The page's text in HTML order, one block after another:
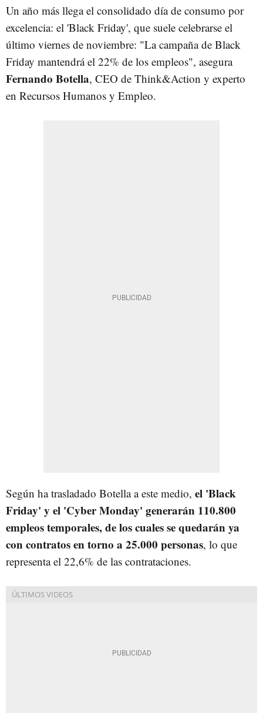
Un año más llega el consolidado día de consumo por
excelencia: el 'Black Friday', que suele celebrarse el
último viernes de noviembre: "La campaña de Black
Friday mantendrá el 22% de los empleos", asegura
Fernando Botella, CEO de Think&Action y experto
en Recursos Humanos y Empleo.
Según ha trasladado Botella a este medio, el 'Black
Friday' y el 'Cyber Monday' generarán 110.800
empleos temporales, de los cuales se quedarán ya
con contratos en torno a 25.000 personas, lo que
representa el 22,6% de las contrataciones.